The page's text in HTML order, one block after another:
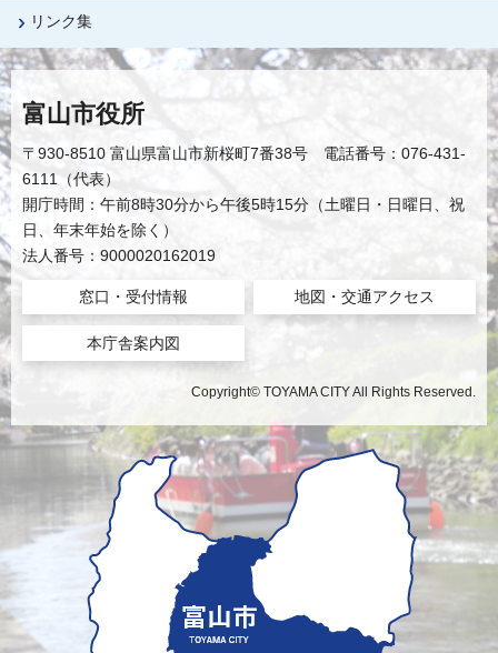
リンク集
富山市役所
〒930-8510 富山県富山市新桜町7番38号 電話番号：076-431-
6111（代表）
開庁時間：午前8時30分から午後5時15分（土曜日・日曜日、祝
日、年末年始を除く）
法人番号：9000020162019
窓口・受付情報 地図・交通アクセス
本庁舎案内図
Copyright© TOYAMA CITY All Rights Reserved.